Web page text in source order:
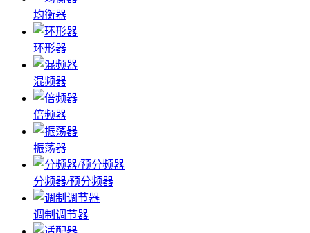
均衡器
环形器
混频器
倍频器
振荡器
分频器/预分频器
调制调节器